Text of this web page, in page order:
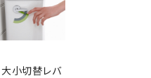
大小切替レバ